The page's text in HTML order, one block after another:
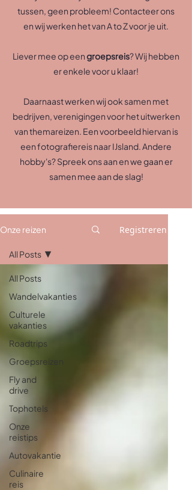
tussen, geen probleem! Contacteer ons
en wij werken het van A to Z voor je uit.
Liever mee op eengroepsreis? Wij hebben
er enkele voor u klaar!
Daarnaast werken wij ook samen met
bedrijven, verenigingen voor het uitwerken
van themareizen. Een voorbeeld hiervan is
een fotografiereis naar IJsland. Andere
hobby's? Spreek ons aan en we gaan er
samen mee aan de slag!
Onze reizen Registreren
All Posts
Wandelvakanties
Culturele
vakanties
Roadtrips
Groepsreizen
Fly and
drive
Tophotels
Onze
reistips
Autovakantie
Culinaire
reis
All Posts